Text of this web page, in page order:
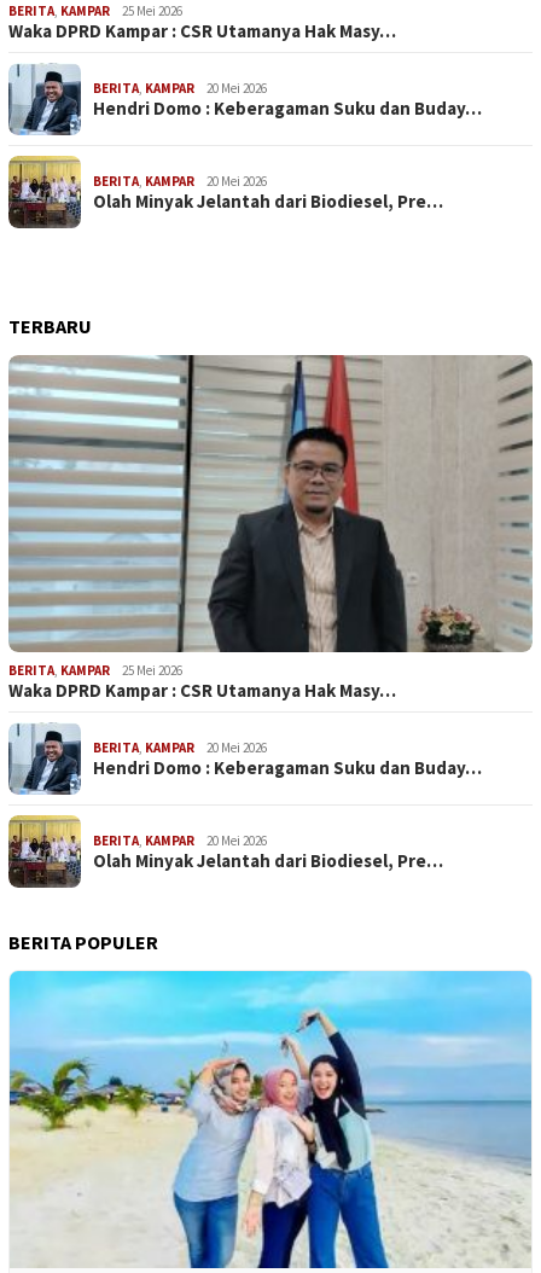
BERITA, KAMPAR 25 Mei 2026
Waka DPRD Kampar : CSR Utamanya Hak Masy…
BERITA, KAMPAR 20 Mei 2026
Hendri Domo : Keberagaman Suku dan Buday…
BERITA, KAMPAR 20 Mei 2026
Olah Minyak Jelantah dari Biodiesel, Pre…
TERBARU
BERITA, KAMPAR 25 Mei 2026
Waka DPRD Kampar : CSR Utamanya Hak Masy…
BERITA, KAMPAR 20 Mei 2026
Hendri Domo : Keberagaman Suku dan Buday…
BERITA, KAMPAR 20 Mei 2026
Olah Minyak Jelantah dari Biodiesel, Pre…
BERITA POPULER